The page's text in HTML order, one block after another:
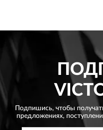
Подпишись, чтобы
предложениях,